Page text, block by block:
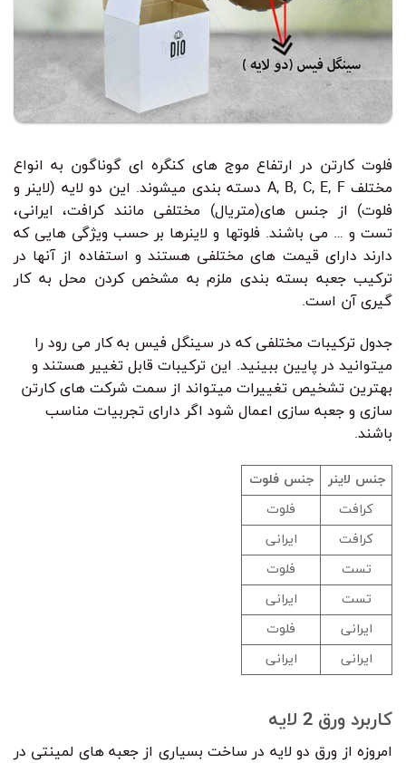
فلوت کارتن در ارتفاع موج های کنگره ای گوناگون به انواع
مختلف A, B, C, E, F دسته بندی میشوند. این دو لایه (لاینر و
فلوت) از جنس های(متریال) مختلفی مانند کرافت، ایرانی،
تست و … می باشند. فلوتها و لاینرها بر حسب ویژگی هایی که
دارند دارای قیمت های مختلفی هستند و استفاده از آنها در
ترکیب جعبه بسته بندی ملزم به مشخص کردن محل به کار
گیری آن است.
جدول ترکیبات مختلفی که در سینگل فیس به کار می رود را
میتوانید در پایین ببینید. این ترکیبات قابل تغییر هستند و
بهترین تشخیص تغییرات میتواند از سمت شرکت های کارتن
سازی و جعبه سازی اعمال شود اگر دارای تجربیات مناسب
باشند.
جنس لاینر
جنس فلوت
کرافت
فلوت
کرافت
ایرانی
تست
فلوت
تست
ایرانی
ایرانی
فلوت
ایرانی
ایرانی
کاربرد ورق 2 لایه
امروزه از ورق دو لایه در ساخت بسیاری از جعبه های لمینتی در